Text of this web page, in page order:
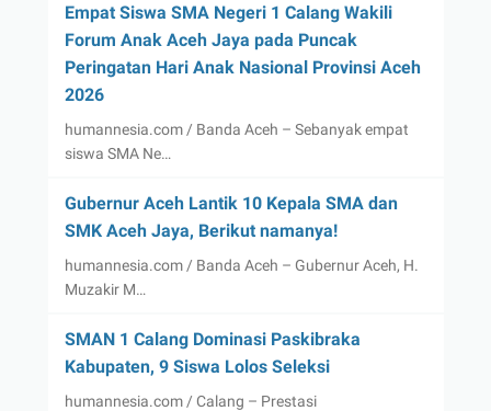
Empat Siswa SMA Negeri 1 Calang Wakili
Forum Anak Aceh Jaya pada Puncak
Peringatan Hari Anak Nasional Provinsi Aceh
2026
humannesia.com / Banda Aceh – Sebanyak empat
siswa SMA Ne…
Gubernur Aceh Lantik 10 Kepala SMA dan
SMK Aceh Jaya, Berikut namanya!
humannesia.com / Banda Aceh – Gubernur Aceh, H.
Muzakir M…
SMAN 1 Calang Dominasi Paskibraka
Kabupaten, 9 Siswa Lolos Seleksi
humannesia.com / Calang – Prestasi